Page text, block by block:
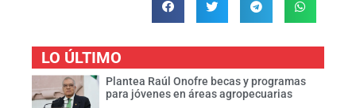
LO ÚLTIMO
Plantea Raúl Onofre becas y programas
para jóvenes en áreas agropecuarias